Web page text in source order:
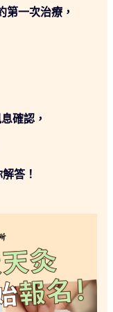
第⼀次治療，
確認，
答！